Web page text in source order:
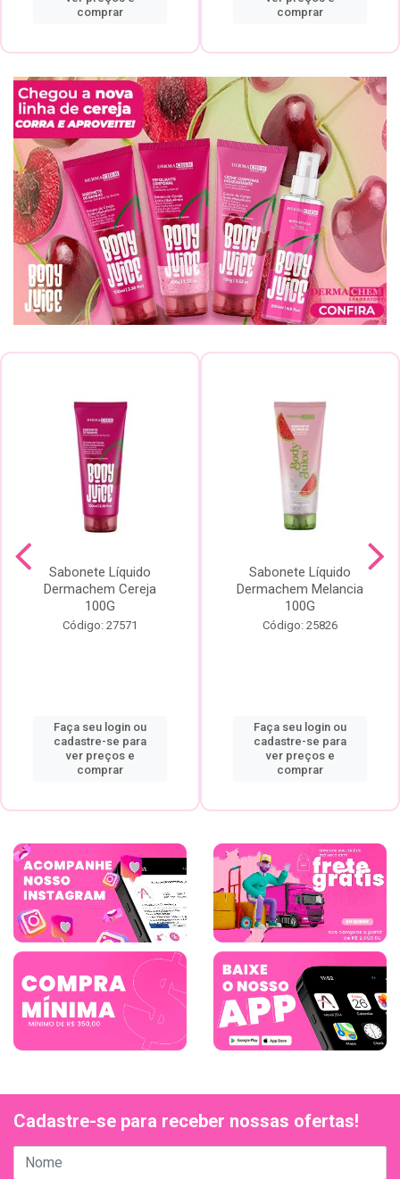
comprar
comprar
Sabonete Líquido
Dermachem Cereja
100G
Código: 27571
Faça seu login ou
cadastre-se para
ver preços e
comprar
Sabonete Líquido
Dermachem Melancia
100G
Código: 25826
Faça seu login ou
cadastre-se para
ver preços e
comprar
Cadastre-se para receber nossas ofertas!